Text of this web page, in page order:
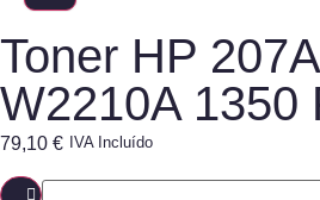
Toner HP
W2210A 1350
79,10 € IVA Incluído